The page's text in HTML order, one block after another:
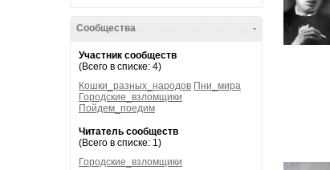
-
Сообщества
Участник сообществ
(Всего в списке: 4)
Кошки_разных_народов Пни_мира
Городские_взломщики
Пойдем_поедим
Читатель сообществ
(Всего в списке: 1)
Городские_взломщики